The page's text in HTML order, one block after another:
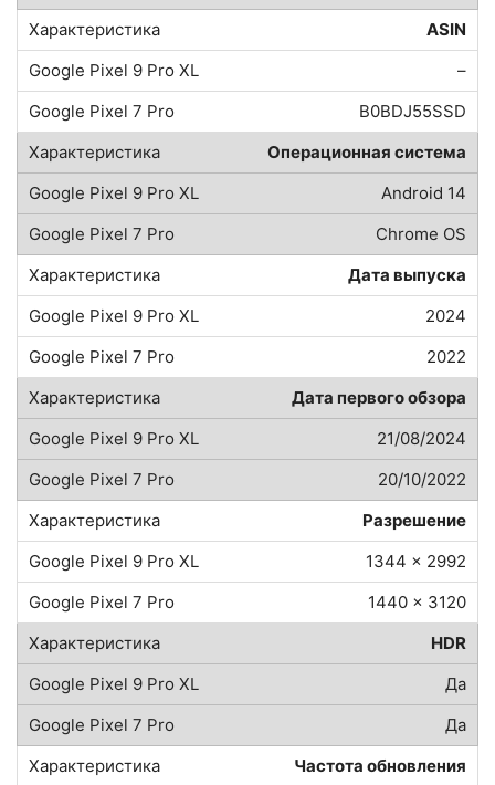
ASIN
–
B0BDJ55SSD
Операционная система
Android 14
Chrome OS
Дата выпуска
2024
2022
Дата первого обзора
21/08/2024
20/10/2022
Разрешение
1344 x 2992
1440 x 3120
HDR
Да
Да
Частота обновления